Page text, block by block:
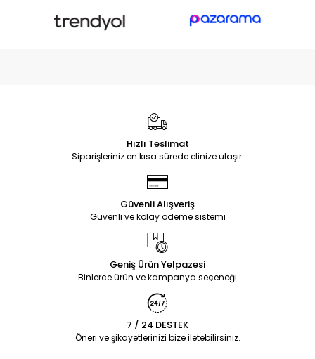
Hızlı Teslimat
Siparişleriniz en kısa sürede elinize ulaşır.
Güvenli Alışveriş
Güvenli ve kolay ödeme sistemi
Geniş Ürün Yelpazesi
Binlerce ürün ve kampanya seçeneği
7 / 24 DESTEK
Öneri ve şikayetlerinizi bize iletebilirsiniz.